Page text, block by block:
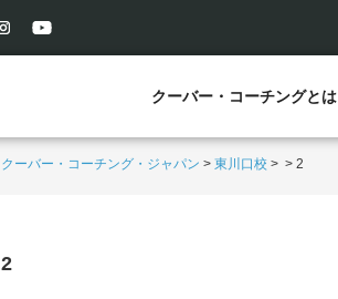
クーバー・コーチングとは
クーバー・コーチング・ジャパン > 東川口校 > > 2
2